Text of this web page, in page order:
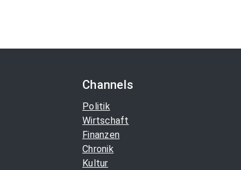
Channels
Politik
Wirtschaft
Finanzen
Chronik
Kultur